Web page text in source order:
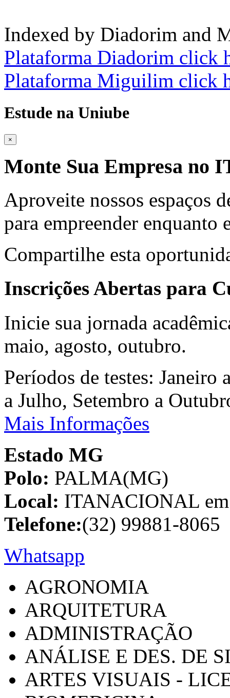
Indexed by Diadorim and
Plataforma Diadorim click
Plataforma Miguilim click
Estude na Uniube
×
Monte Sua Empresa no
Aproveite nossos espaços
para empreender enquanto
Compartilhe esta
Inscrições Abertas para
Inicie sua jornada
maio, agosto, outubro.
Períodos de testes:
a Julho, Setembro a
Mais Informações
Estado MG
Polo: PALMA(MG)
Local: ITANACIONAL
Telefone:(32) 99881-8065
Whatsapp
AGRONOMIA
ARQUITETURA
ADMINISTRAÇÃO
ANÁLISE E DES. DE
ARTES VISUAIS -